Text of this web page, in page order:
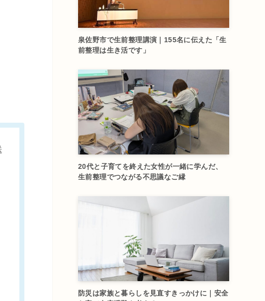
泉佐野市で生前整理講演｜155名に伝えた「生
前整理は生き活です」
20代と子育てを終えた女性が一緒に学んだ、
生前整理でつながる不思議なご縁
防災は家族と暮らしを見直すきっかけに｜安全